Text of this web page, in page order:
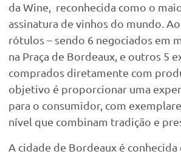
da Wine, reconhecida como o
assinatura de vinhos do mundo.
rótulos – sendo 6 negociados em
na Praça de Bordeaux, e outros 5
comprados diretamente com
objetivo é proporcionar uma
para o consumidor, com
nível que combinam tradição e
A cidade de Bordeaux é